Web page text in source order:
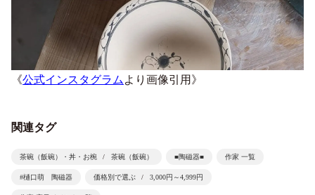
《公式インスタグラム より画像引用》
関連タグ
茶碗（飯碗）・丼・お椀 茶碗（飯碗） ■陶磁器■ 作家 一覧
#樋口萌 陶磁器 価格別で選ぶ 3,000円～4,999円